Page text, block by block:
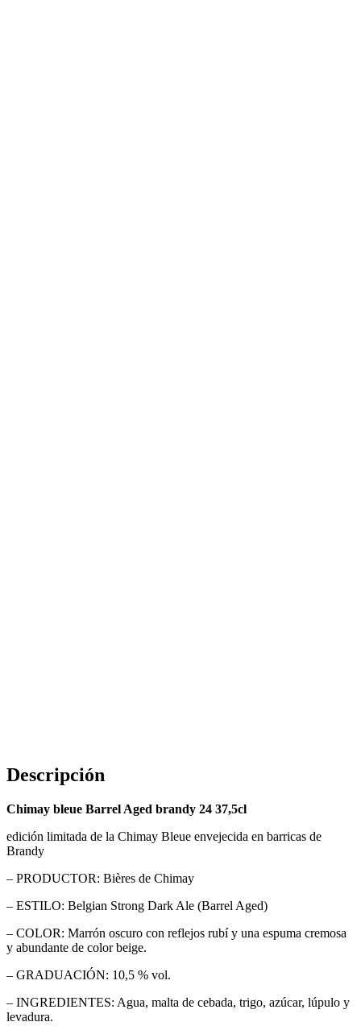
Descripción
Chimay bleue Barrel Aged brandy 24 37,5cl
edición limitada de la Chimay Bleue envejecida en barricas de
Brandy
– PRODUCTOR: Bières de Chimay
– ESTILO: Belgian Strong Dark Ale (Barrel Aged)
– COLOR: Marrón oscuro con reflejos rubí y una espuma cremosa
y abundante de color beige.
– GRADUACIÓN: 10,5 % vol.
– INGREDIENTES: Agua, malta de cebada, trigo, azúcar, lúpulo y
levadura.